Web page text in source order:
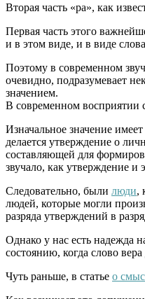
Вторая часть «ра», как
Первая часть этого
и в этом виде, и в виде
Поэтому в современном
очевидно, подразумевает
значением.
В современном восприятии
Изначальное значение
делается утверждение о
составляющей для
звучало, как утверждение и
Следовательно, были люди,
людей, которые могли
разряда утверждений в
Однако у нас есть надежда
состоянию, когда слово
Чуть раньше, в статье о